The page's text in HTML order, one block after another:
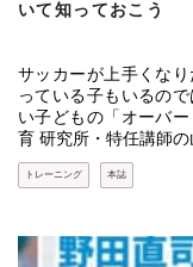
いて知っておこう
サッカーが上手くな
っている子もいるの
い子どもの「オーバ
育 研究所・特任講師
トレーニング 本誌